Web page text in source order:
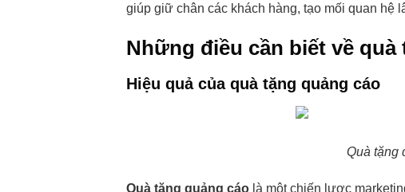
giúp giữ chân các khách hàng, tạo mối quan hệ
Những điều cần biết về quà
Hiệu quả của quà tặng quảng cáo
Quà tặng
Quà tặng quảng cáolà một chiến lược